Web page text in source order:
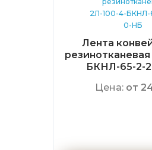
Лента
БКНЛ-65-2-
Цена: от